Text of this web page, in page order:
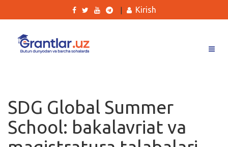
Ishlar
Kurslar
Kirish
SDG Global Summer
School: bakalavriat va